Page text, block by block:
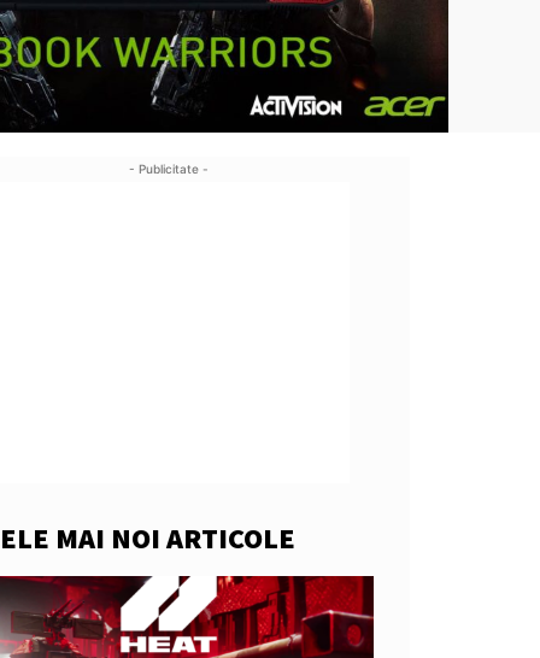
- Publicitate -
MAI NOI ARTICOLE